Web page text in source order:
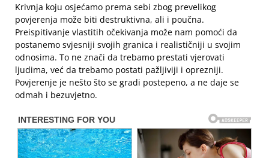
Krivnja koju osjećamo prema sebi zbog prevelikog
povjerenja može biti destruktivna, ali i poučna.
Preispitivanje vlastitih očekivanja može nam pomoći da
postanemo svjesniji svojih granica i realističniji u svojim
odnosima. To ne znači da trebamo prestati vjerovati
ljudima, već da trebamo postati pažljiviji i oprezniji.
Povjerenje je nešto što se gradi postepeno, a ne daje se
odmah i bezuvjetno.